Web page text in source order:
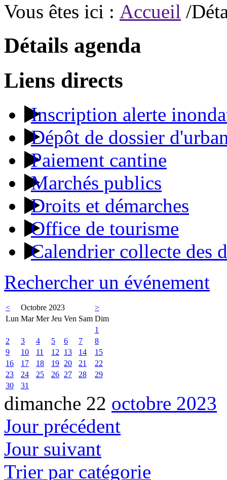
Vous êtes ici : Accueil /
Détails agenda
Liens directs
Inscription alerte
Dépôt de dossier
Paiement cantine
Marchés publics
Droits et démarches
Office de tourisme
Calendrier collecte des
Rechercher un événement
< Octobre 2023
>
Lun Mar Mer Jeu Ven Sam Dim
1
2
3 4 5 6 7
8
9
10 11 12 13 14
15
16
17 18 19 20 21
22
23
24 25 26 27 28
29
30
31
dimanche 22 octobre 2023
Jour précédent
Jour suivant
Trier par catégorie